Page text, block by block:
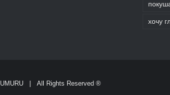
хочу
UMURU| All Rights Reserved ®